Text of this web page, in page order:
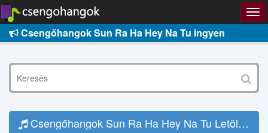
Csengőhangok Sun Ra Ha Hey Na Tu ingyen
Csengőhangok Sun Ra Ha Hey Na Tu Letöltés